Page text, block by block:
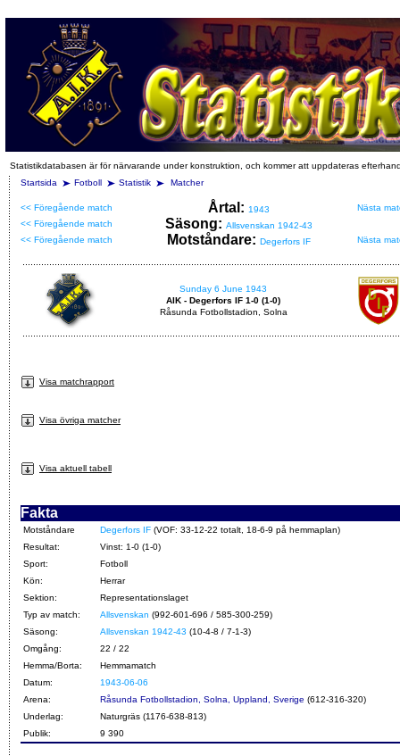
Statistikdatabasen är för närvarande under konstruktion, och kommer att uppdateras
Startsida
Fotboll Statistik Matcher
<< Föregående match Årtal: 1943
Nästa
<< Föregående match
Säsong: Allsvenskan 1942-43
<< Föregående match
Motståndare: Degerfors IF Nästa
Sunday 6 June 1943
AIK - Degerfors IF 1-0 (1-0)
Råsunda Fotbollstadion, Solna
Visa matchrapport
Visa övriga matcher
Visa aktuell tabell
Fakta
Motståndare Degerfors IF (VOF: 33-12-22 totalt, 18-6-9 på hemmaplan)
Resultat:
Vinst: 1-0 (1-0)
Sport:
Fotboll
Kön:
Herrar
Sektion:
Representationslaget
Typ av match:
Allsvenskan (992-601-696 / 585-300-259)
Säsong:
Allsvenskan 1942-43 (10-4-8 / 7-1-3)
Omgång:
22 / 22
Hemma/Borta:
Hemmamatch
Datum:
1943-06-06
Arena:
Råsunda Fotbollstadion, Solna, Uppland, Sverige (612-316-320)
Underlag:
Naturgräs (1176-638-813)
Publik:
9 390